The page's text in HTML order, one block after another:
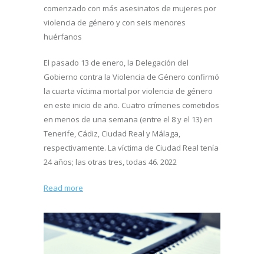
comenzado con más asesinatos de mujeres por
violencia de género y con seis menores
huérfanos
El pasado 13 de enero, la Delegación del
Gobierno contra la Violencia de Género confirmó
la cuarta víctima mortal por violencia de género
en este inicio de año. Cuatro crímenes cometidos
en menos de una semana (entre el 8 y el 13) en
Tenerife, Cádiz, Ciudad Real y Málaga,
respectivamente. La víctima de Ciudad Real tenía
24 años; las otras tres, todas 46. 2022
Read more